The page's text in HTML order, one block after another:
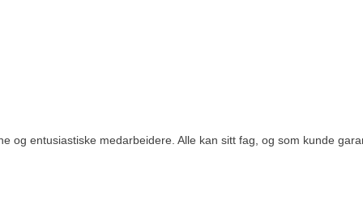
og entusiastiske medarbeidere. Alle kan sitt fag, og som kunde